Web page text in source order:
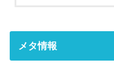
メタ情報